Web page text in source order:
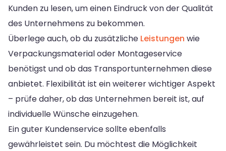
Kunden zu lesen, um einen Eindruck von der Qualität
des Unternehmens zu bekommen.
Überlege auch, ob du zusätzliche Leistungen wie
Verpackungsmaterial oder Montageservice
benötigst und ob das Transportunternehmen diese
anbietet. Flexibilität ist ein weiterer wichtiger Aspekt
– prüfe daher, ob das Unternehmen bereit ist, auf
individuelle Wünsche einzugehen.
Ein guter Kundenservice sollte ebenfalls
gewährleistet sein. Du möchtest die Möglichkeit